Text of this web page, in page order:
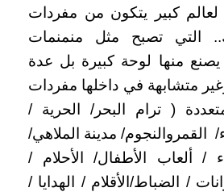
لعالم كبير يتكون من مفردات
التي تصبح مثل منمنمات
منها لوحة كبيرة بل عدة
متشابهة في داخلها مفردات
( ترام البحر/ الحرية /
مدينة الملاهي/
/ ألعاب الأطفال/ الأحلام /
/ الضباط/الأقلام / الهدايا /